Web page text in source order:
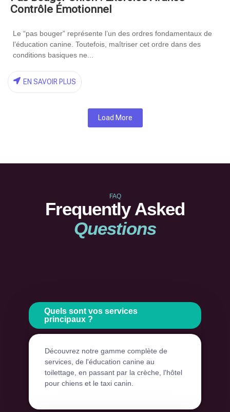
Contrôle Émotionnel
Le “pas bouger” représente l’un des ordres fondamentaux de
l’éducation canine. Toutefois, maîtriser cet ordre dans des
conditions basiques ne...
EN SAVOIR PLUS
Load More
FAQ
Frequently Asked
Questions
Quels sont vos services
principaux ?
Découvrez notre gamme complète de
services, de l'éducation canine au
toilettage, en passant par la crèche, l'hôtel
pour chiens et le taxi canin.